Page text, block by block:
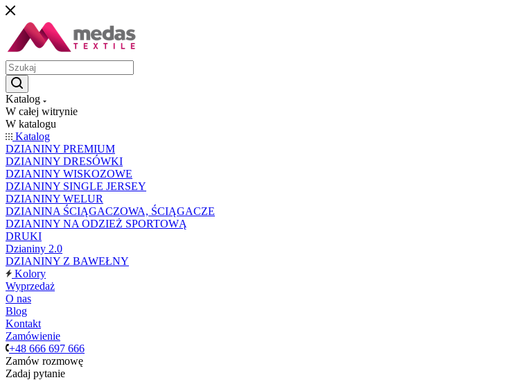
Katalog
W całej witrynie
W katalogu
Katalog
DZIANINY PREMIUM
DZIANINY DRESÓWKI
DZIANINY WISKOZOWE
DZIANINY SINGLE JERSEY
DZIANINY WELUR
DZIANINA ŚCIĄGACZOWA, ŚCIĄGACZE
DZIANINY NA ODZIEŻ SPORTOWĄ
DRUKI
Dzianiny 2.0
DZIANINY Z BAWEŁNY
Kolory
Wyprzedaż
O nas
Blog
Kontakt
Zamówienie
+48 666 697 666
Zamów rozmowę
Zadaj pytanie